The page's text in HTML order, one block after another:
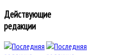
Действующие
редакции